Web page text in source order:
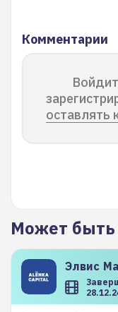
Комментарии
оставлять
Может быть
Элвис